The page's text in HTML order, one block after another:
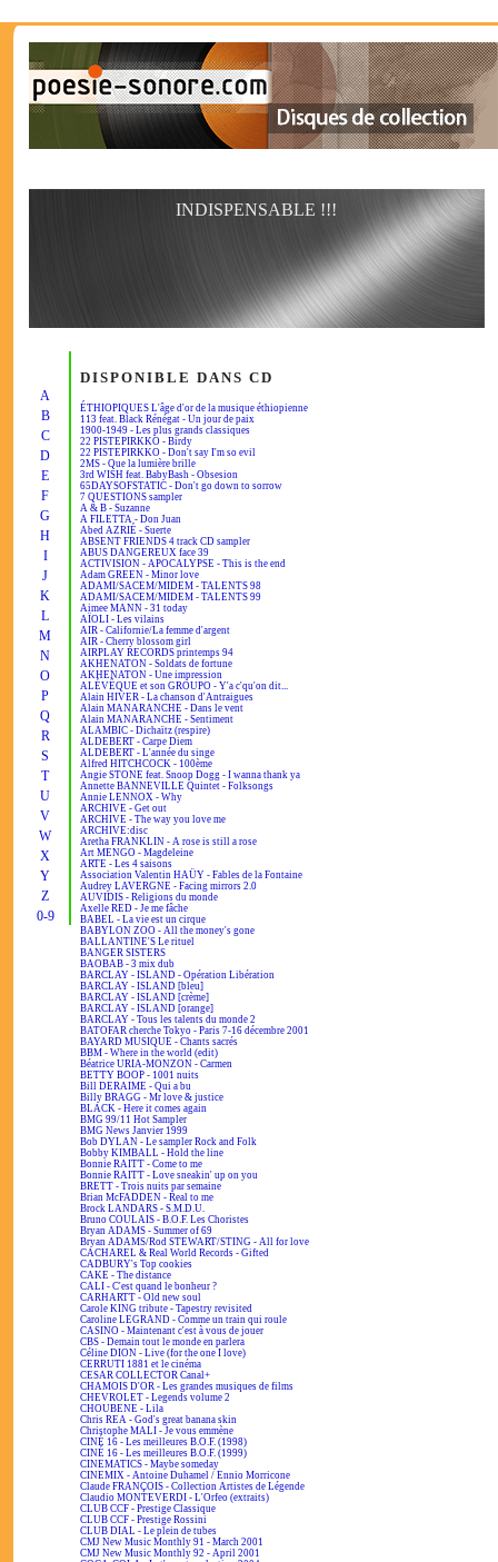
INDISPENSABLE !!!
A
B
C
D
E
F
G
H
I
J
K
L
M
N
O
P
Q
R
S
T
U
V
W
X
Y
Z
0-9
DISPONIBLE DANS CD
ÉTHIOPIQUES L'âge d'or de la musique éthiopienne
113 feat. Black Rénégat - Un jour de paix
1900-1949 - Les plus grands classiques
22 PISTEPIRKKO - Birdy
22 PISTEPIRKKO - Don't say I'm so evil
2MS - Que la lumière brille
3rd WISH feat. BabyBash - Obsesion
65DAYSOFSTATIC - Don't go down to sorrow
7 QUESTIONS sampler
A & B - Suzanne
A FILETTA - Don Juan
Abed AZRIÉ - Suerte
ABSENT FRIENDS 4 track CD sampler
ABUS DANGEREUX face 39
ACTIVISION - APOCALYPSE - This is the end
Adam GREEN - Minor love
ADAMI/SACEM/MIDEM - TALENTS 98
ADAMI/SACEM/MIDEM - TALENTS 99
Aimee MANN - 31 today
AÏOLI - Les vilains
AIR - Californie/La femme d'argent
AIR - Cherry blossom girl
AIRPLAY RECORDS printemps 94
AKHENATON - Soldats de fortune
AKHENATON - Une impression
ALÉVÊQUE et son GROUPO - Y'a c'qu'on dit...
Alain HIVER - La chanson d'Antraigues
Alain MANARANCHE - Dans le vent
Alain MANARANCHE - Sentiment
ALAMBIC - Dichaïtz (respire)
ALDEBERT - Carpe Diem
ALDEBERT - L'année du singe
Alfred HITCHCOCK - 100ème
Angie STONE feat. Snoop Dogg - I wanna thank ya
Annette BANNEVILLE Quintet - Folksongs
Annie LENNOX - Why
ARCHIVE - Get out
ARCHIVE - The way you love me
ARCHIVE:disc
Aretha FRANKLIN - A rose is still a rose
Art MENGO - Magdeleine
ARTE - Les 4 saisons
Association Valentin HAÜY - Fables de la Fontaine
Audrey LAVERGNE - Facing mirrors 2.0
AUVIDIS - Religions du monde
Axelle RED - Je me fâche
BABEL - La vie est un cirque
BABYLON ZOO - All the money's gone
BALLANTINE'S Le rituel
BANGER SISTERS
BAOBAB - 3 mix dub
BARCLAY - ISLAND - Opération Libération
BARCLAY - ISLAND [bleu]
BARCLAY - ISLAND [crème]
BARCLAY - ISLAND [orange]
BARCLAY - Tous les talents du monde 2
BATOFAR cherche Tokyo - Paris 7-16 décembre 2001
BAYARD MUSIQUE - Chants sacrés
BBM - Where in the world (edit)
Béatrice URIA-MONZON - Carmen
BETTY BOOP - 1001 nuits
Bill DERAIME - Qui a bu
Billy BRAGG - Mr love & justice
BLACK - Here it comes again
BMG 99/11 Hot Sampler
BMG News Janvier 1999
Bob DYLAN - Le sampler Rock and Folk
Bobby KIMBALL - Hold the line
Bonnie RAITT - Come to me
Bonnie RAITT - Love sneakin' up on you
BRETT - Trois nuits par semaine
Brian McFADDEN - Real to me
Brock LANDARS - S.M.D.U.
Bruno COULAIS - B.O.F. Les Choristes
Bryan ADAMS - Summer of 69
Bryan ADAMS/Rod STEWART/STING - All for love
CACHAREL & Real World Records - Gifted
CADBURY's Top cookies
CAKE - The distance
CALI - C'est quand le bonheur ?
CARHARTT - Old new soul
Carole KING tribute - Tapestry revisited
Caroline LEGRAND - Comme un train qui roule
CASINO - Maintenant c'est à vous de jouer
CBS - Demain tout le monde en parlera
Céline DION - Live (for the one I love)
CERRUTI 1881 et le cinéma
CESAR COLLECTOR Canal+
CHAMOIS D'OR - Les grandes musiques de films
CHEVROLET - Legends volume 2
CHOUBENE - Lila
Chris REA - God's great banana skin
Christophe MALI - Je vous emmène
CINÉ 16 - Les meilleures B.O.F. (1998)
CINÉ 16 - Les meilleures B.O.F. (1999)
CINEMATICS - Maybe someday
CINEMIX - Antoine Duhamel / Ennio Morricone
Claude FRANÇOIS - Collection Artistes de Légende
Claudio MONTEVERDI - L'Orfeo (extraits)
CLUB CCF - Prestige Classique
CLUB CCF - Prestige Rossini
CLUB DIAL - Le plein de tubes
CMJ New Music Monthly 91 - March 2001
CMJ New Music Monthly 92 - April 2001